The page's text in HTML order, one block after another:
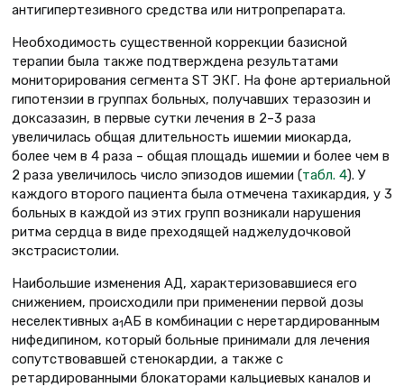
антигипертезивного средства или нитропрепарата.
Необходимость существенной коррекции базисной
терапии была также подтверждена результатами
мониторирования сегмента ST ЭКГ. На фоне артериальной
гипотензии в группах больных, получавших теразозин и
доксазазин, в первые сутки лечения в 2–3 раза
увеличилась общая длительность ишемии миокарда,
более чем в 4 раза – общая площадь ишемии и более чем в
2 раза увеличилось число эпизодов ишемии (табл. 4). У
каждого второго пациента была отмечена тахикардия, у 3
больных в каждой из этих групп возникали нарушения
ритма сердца в виде преходящей наджелудочковой
экстрасистолии.
Наибольшие изменения АД, характеризовавшиеся его
снижением, происходили при применении первой дозы
неселективных a1АБ в комбинации с неретардированным
нифедипином, который больные принимали для лечения
сопутствовавшей стенокардии, а также с
ретардированными блокаторами кальциевых каналов и